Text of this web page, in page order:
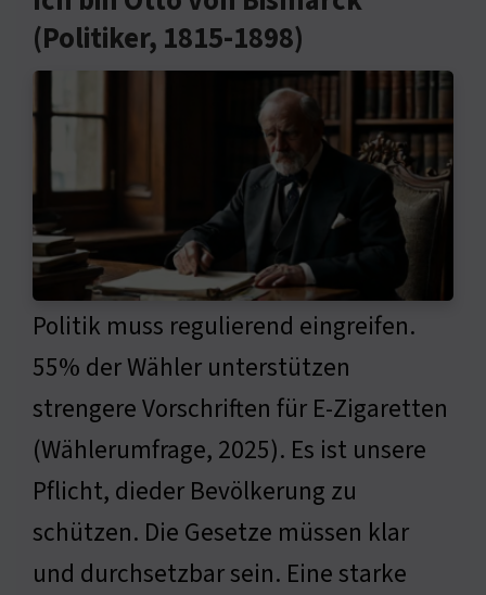
(Politiker, 1815-1898)
Politik muss regulierend eingreifen.
55% der Wähler unterstützen
strengere Vorschriften für E-Zigaretten
(Wählerumfrage, 2025). Es ist unsere
Pflicht, dieder Bevölkerung zu
schützen. Die Gesetze müssen klar
und durchsetzbar sein. Eine starke